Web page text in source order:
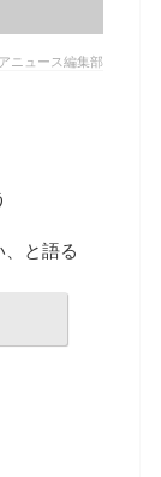
ニュース編集部
と語る